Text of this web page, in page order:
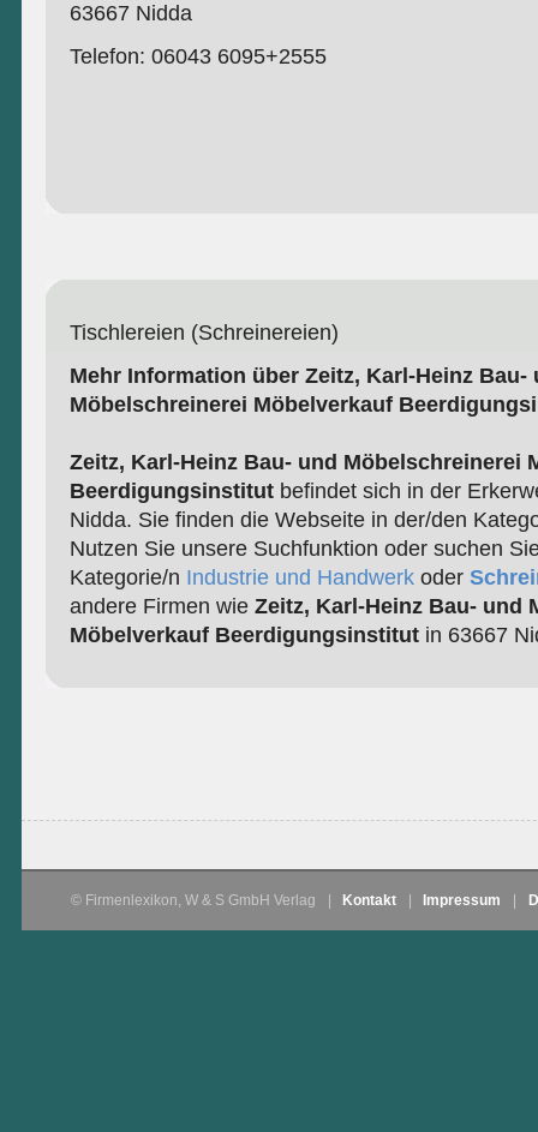
63667 Nidda
Telefon: 06043 6095+2555
Tischlereien (Schreinereien)
Mehr Information über Zeitz, Karl-Heinz Bau-
Möbelschreinerei Möbelverkauf
Zeitz, Karl-Heinz Bau- und Möbelschreinerei
Beerdigungsinstitutbefindet sich in der
Nidda. Sie finden die Webseite in der/den
Nutzen Sie unsere Suchfunktion oder suchen
Kategorie/n Industrie und Handwerkoder
andere Firmen wie Zeitz, Karl-Heinz Bau- und
Möbelverkauf Beerdigungsinstitutin 63667
© Firmenlexikon, W & S GmbH Verlag Kontakt Impressum